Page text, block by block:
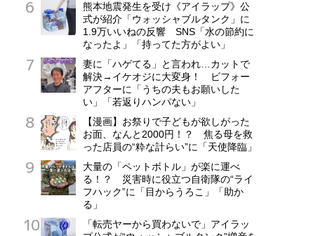
熊本地震発生を受け《アイラップ》公
式が紹介「ウォッシャブルタンク」に
1.9万いいねの反響 SNS「水の節約に
なったよ」「持ってた方がよい」
妻に「ハゲてる」と言われ…カットで
解決→イケオジに大変身！ ビフォー
アフターに「うちの夫もお願いした
い」「若返りハンパない」
【漫画】お祭りで子どもが欲しがった
お面、なんと2000円！？ 焦る母を救
った店員の“粋な計らい”に「天使降臨」
大量の「ペットボトル」が楽に運べ
る！？ 災害時に役立つ自衛隊の“ライ
フハック”に「目からうろこ」「助か
る」
「転売ヤーから買わないで」アイラッ